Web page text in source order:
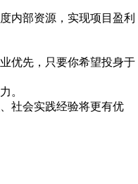
部资源，实现项目盈利
先，只要你希望投身于
。
社会实践经验将更有优